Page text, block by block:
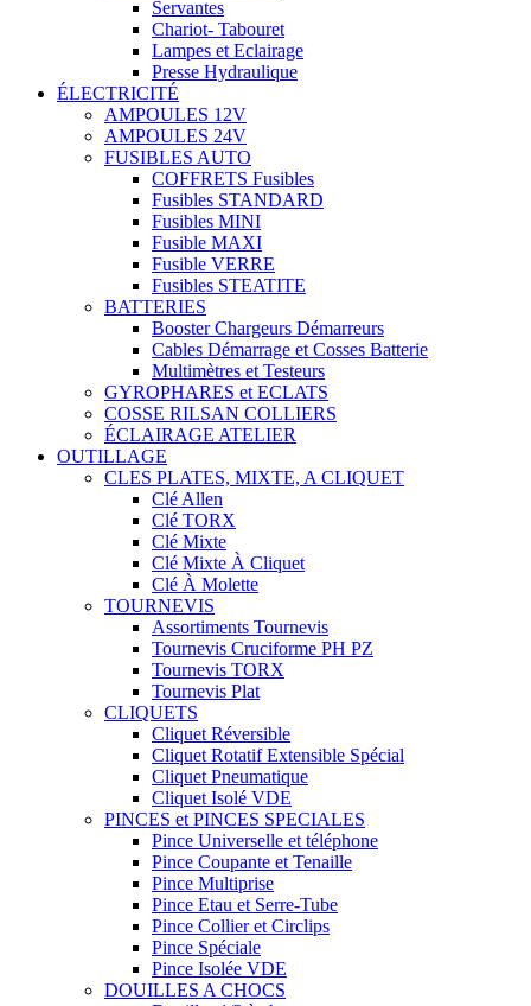
Servantes
Chariot- Tabouret
Lampes et Eclairage
Presse Hydraulique
ÉLECTRICITÉ
AMPOULES 12V
AMPOULES 24V
FUSIBLES AUTO
COFFRETS Fusibles
Fusibles STANDARD
Fusibles MINI
Fusible MAXI
Fusible VERRE
Fusibles STEATITE
BATTERIES
Booster Chargeurs Démarreurs
Cables Démarrage et Cosses Batterie
Multimètres et Testeurs
GYROPHARES et ECLATS
COSSE RILSAN COLLIERS
ÉCLAIRAGE ATELIER
OUTILLAGE
CLES PLATES, MIXTE, A CLIQUET
Clé Allen
Clé TORX
Clé Mixte
Clé Mixte À Cliquet
Clé À Molette
TOURNEVIS
Assortiments Tournevis
Tournevis Cruciforme PH PZ
Tournevis TORX
Tournevis Plat
CLIQUETS
Cliquet Réversible
Cliquet Rotatif Extensible Spécial
Cliquet Pneumatique
Cliquet Isolé VDE
PINCES et PINCES SPECIALES
Pince Universelle et téléphone
Pince Coupante et Tenaille
Pince Multiprise
Pince Etau et Serre-Tube
Pince Collier et Circlips
Pince Spéciale
Pince Isolée VDE
DOUILLES A CHOCS